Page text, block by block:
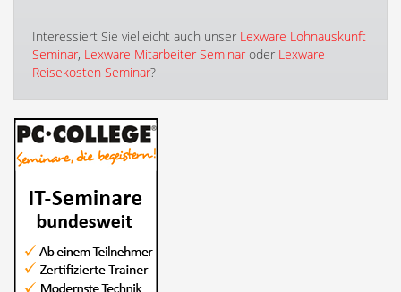
Interessiert Sie vielleicht auch unser Lexware Lohnauskunft
Seminar, Lexware Mitarbeiter Seminar oder Lexware
Reisekosten Seminar?